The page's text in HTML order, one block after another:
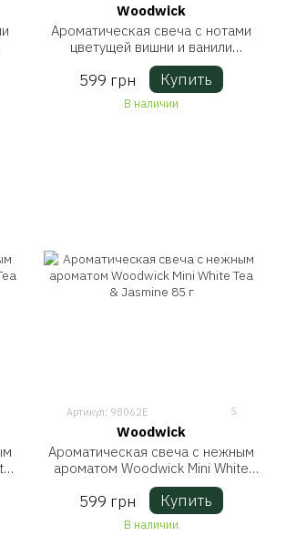
Woodwick
Ароматическая свеча с нотами
цветущей вишни и ванили
Woodwick Mini Cherry Blossom &
Vanilla 85 г
599 грн Купить
В наличии
Артикул: 98062E 5
Woodwick
Ароматическая свеча с нежным
ароматом Woodwick Mini White
Tea & Jasmine 85 г
599 грн Купить
В наличии